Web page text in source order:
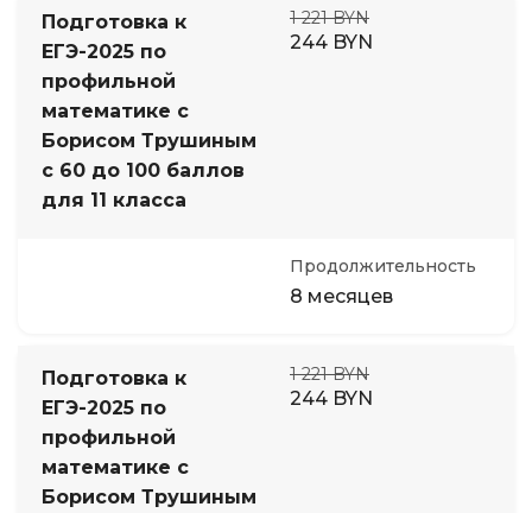
Подготовка к
ЕГЭ-2025 по
профильной
математике с
Борисом Трушиным
с 60 до 100 баллов
для 11 класса
1 221 BYN
244 BYN
Продолжительность
8 месяцев
Подготовка к
ЕГЭ-2025 по
профильной
математике с
Борисом Трушиным
1 221 BYN
244 BYN